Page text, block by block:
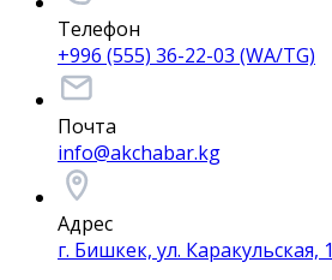
Телефон
+996 (555) 36-22-03 (WA/TG)
Почта
info@akchabar.kg
Адрес
г. Бишкек, ул. Каракульская, 1